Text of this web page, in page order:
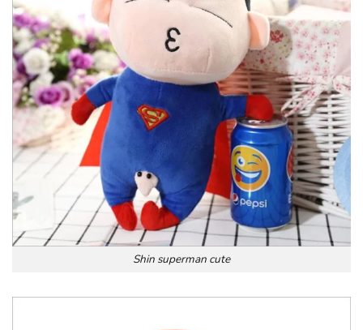
Shin superman cute